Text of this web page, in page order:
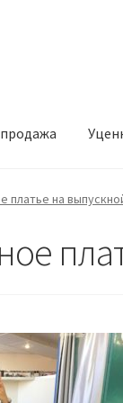
платье на